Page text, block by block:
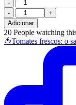
-
Quantidade
de
Beringela
Adicionar
20 People watching
🍅Tomates frescos: o